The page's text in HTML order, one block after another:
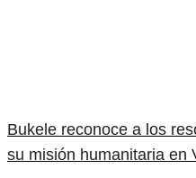
Bukele reconoce a los
su misión humanitaria en